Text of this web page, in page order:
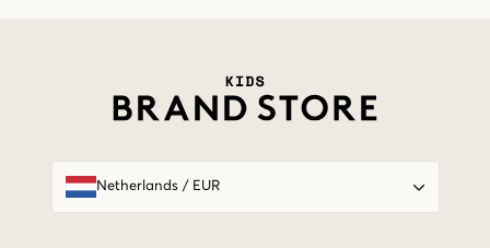
Netherlands/ EUR